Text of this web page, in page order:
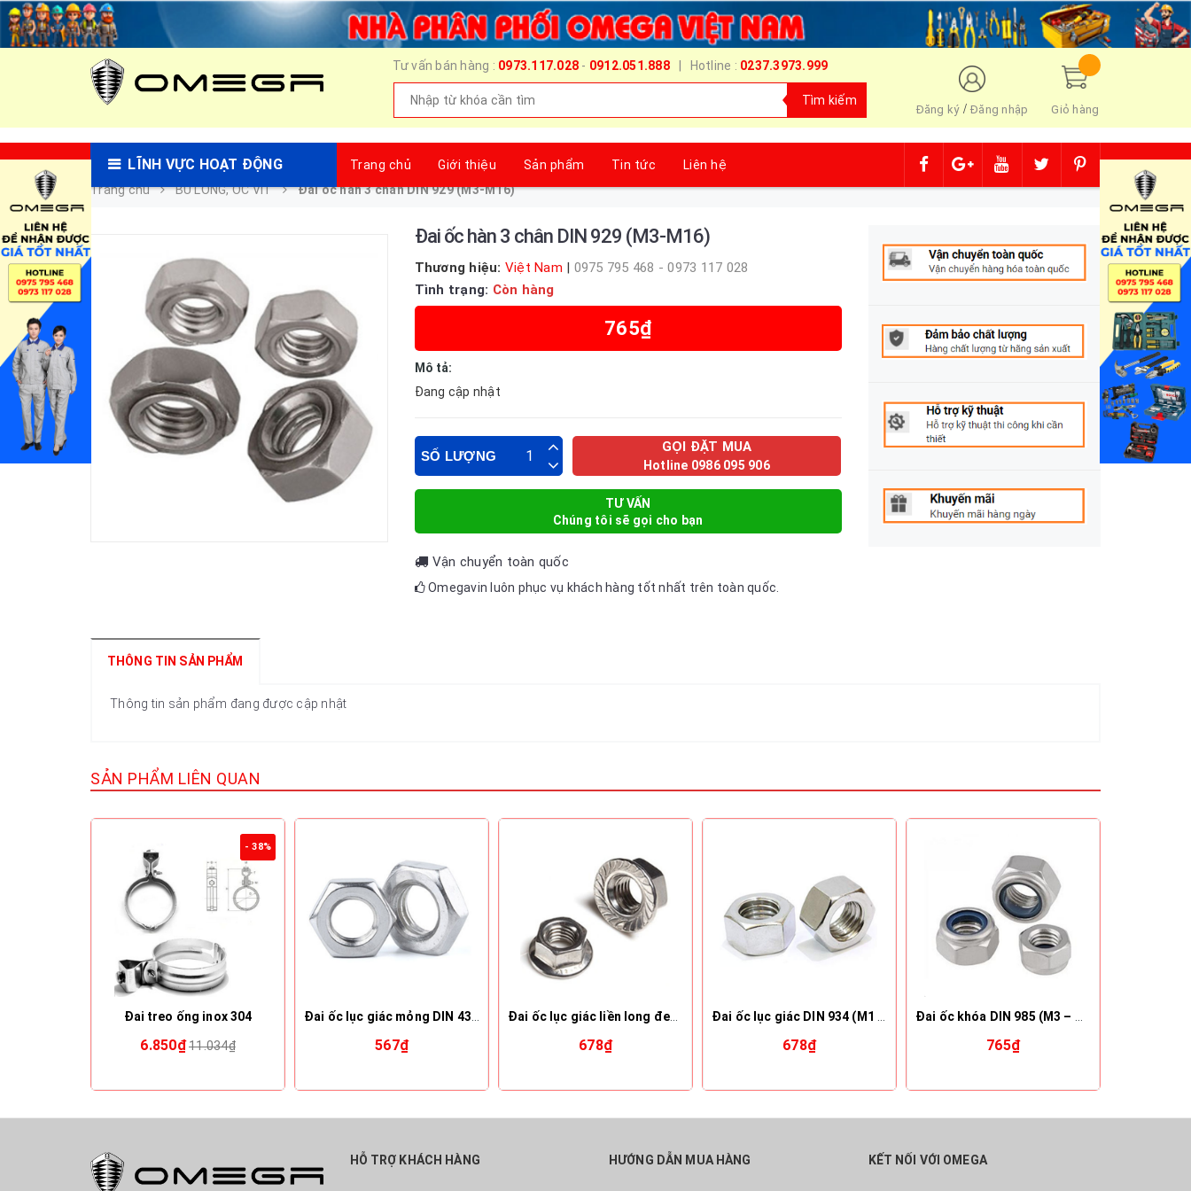
Tư vấn bán hàng : 0973.117.028 - 0912.051.888| Hotline : 0237.3973.999
Tìm kiếm
Đăng ký/Đăng nhập Giỏ hàng
LĨNH VỰC HOẠT ĐỘNG Trang chủ Giới thiệu Sản phẩm Tin tức
Liên hệ
Trang chủ
BU LÔNG, ỐC VÍT Đai ốc hàn 3 chân DIN 929 (M3-M16)
Đai ốc hàn 3 chân DIN 929 (M3-M16)
Thương hiệu: Việt Nam | 0975 795 468 - 0973 117 028
Tình trạng: Còn hàng
765₫
Mô tả:
Đang cập nhật
SỐ LƯỢNG
GỌI ĐẶT MUA
Hotline 0986 095 906
TƯ VẤN
Chúng tôi sẽ gọi cho bạn
Vận chuyển toàn quốc
Omegavin luôn phục vụ khách hàng tốt nhất trên toàn quốc.
THÔNG TIN SẢN PHẨM
Thông tin sản phẩm đang được cập nhật
SẢN PHẨM LIÊN QUAN
- 38%
Đai treo ống inox 304
6.850₫ 11.034₫ 567₫
Đai ốc lục giác liền long đen DIN 6923 (M5 – M20)
678₫ 678₫ 765₫
HỖ TRỢ KHÁCH HÀNG HƯỚNG DẪN MUA HÀNG KẾT NỐI VỚI OMEGA